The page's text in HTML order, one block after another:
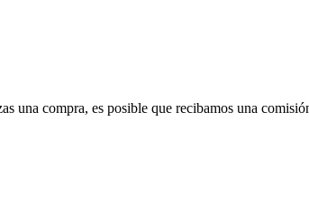
una compra, es posible que recibamos una